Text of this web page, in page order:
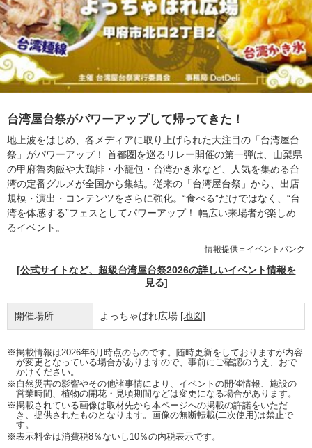
台湾屋台祭がパワーアップして帰ってきた！
地上波をはじめ、各メディアに取り上げられた大注目の「台湾屋台
祭」がパワーアップ！ 首都圏を巡るリレー開催の第一弾は、山梨県
の甲府魯肉飯や大鶏排・小籠包・台湾かき氷など、人気を集める台
湾の定番グルメが全国から集結。従来の「台湾屋台祭」から、出店
規模・演出・コンテンツをさらに強化。“食べる”だけではなく、“台
湾を体感する”フェスとしてパワーアップ！ 幅広い来場者が楽しめ
るイベント。
情報提供＝イベントバンク
[公式サイトなど、超級台湾屋台祭2026の詳しいイベント情報を
見る]
開催場所 よっちゃばれ広場 [地図]
※掲載情報は2026年6月時点のものです。随時更新をしておりますが内容
が変更となっている場合がありますので、事前にご確認のうえ、おで
かけください。
※自然災害の影響やその他諸事情により、イベントの開催情報、施設の
営業時間、植物の開花・見頃期間などは変更になる場合があります。
※掲載されている画像は取材先から本ページへの掲載の許諾をいただ
き、提供されたものとなります。画像の無断転載(二次使用)は禁止で
す。
※表示料金は消費税8％ないし10％の内税表示です。